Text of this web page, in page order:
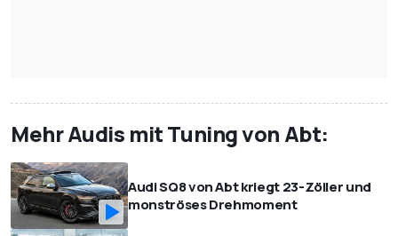
Mehr Audis mit Tuning von Abt:
Audi SQ8 von Abt kriegt 23-Zöller und
monströses Drehmoment